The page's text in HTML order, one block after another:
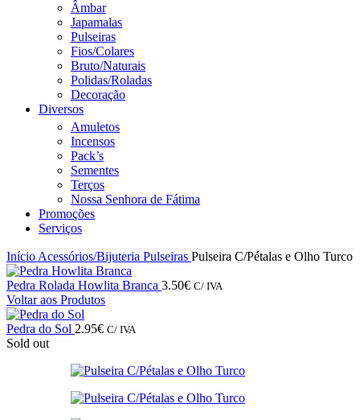
Âmbar
Japamalas
Pulseiras
Fios/Colares
Bruto/Naturais
Polidas/Roladas
Decoração
Diversos
Amuletos
Incensos
Pack’s
Sementes
Terços
Nossa Senhora de Fátima
Promoções
Serviços
Início Acessórios/Bijuteria Pulseiras Pulseira C/Pétalas e Olho Turco
Pedra Rolada Howlita Branca 3.50€ C/ IVA
Voltar aos Produtos
Pedra do Sol 2.95€ C/ IVA
Sold out